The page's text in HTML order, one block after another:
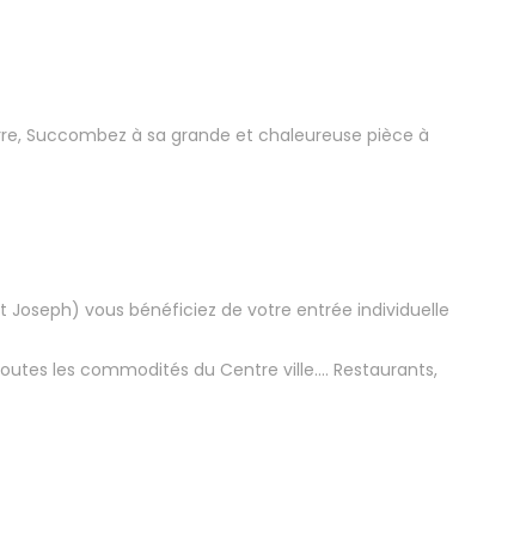
Succombez à sa grande et chaleureuse pièce à
Joseph) vous bénéficiez de votre entrée individuelle
les commodités du Centre ville…. Restaurants,